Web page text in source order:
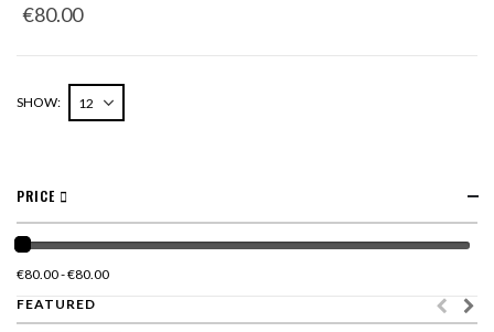
€80.00
SHOW
PRICE
€80.00 - €80.00
FEATURED